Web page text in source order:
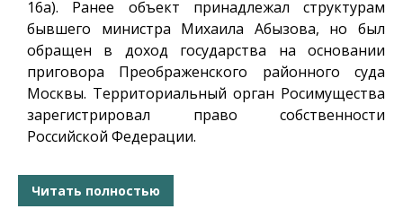
16а). Ранее объект принадлежал структурам
бывшего министра Михаила Абызова, но был
обращен в доход государства на основании
приговора Преображенского районного суда
Москвы. Территориальный орган Росимущества
зарегистрировал право собственности
Российской Федерации.
Читать полностью